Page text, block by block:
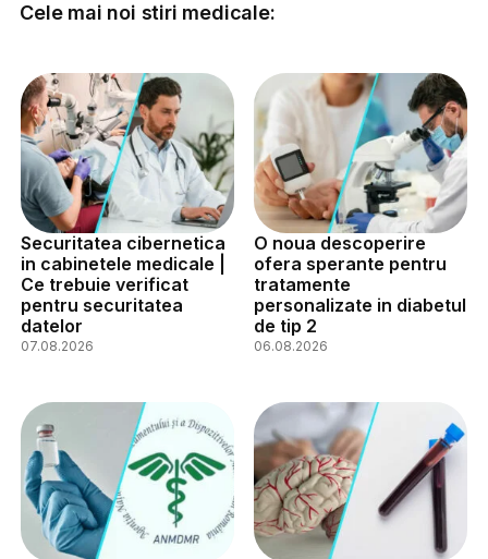
Cele mai noi stiri medicale:
Securitatea cibernetica
in cabinetele medicale |
Ce trebuie verificat
pentru securitatea
datelor
07.08.2026
O noua descoperire
ofera sperante pentru
tratamente
personalizate in diabetul
de tip 2
06.08.2026